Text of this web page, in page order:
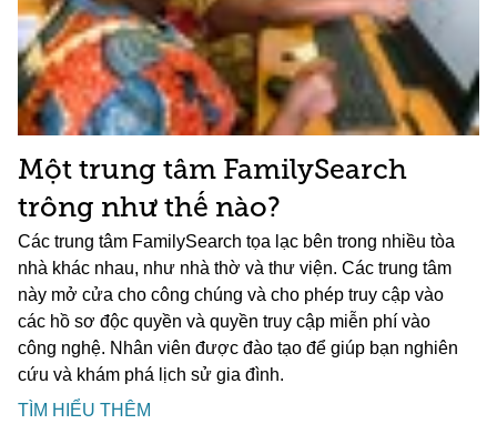
Một trung tâm FamilySearch
trông như thế nào?
Các trung tâm FamilySearch tọa lạc bên trong nhiều tòa
nhà khác nhau, như nhà thờ và thư viện. Các trung tâm
này mở cửa cho công chúng và cho phép truy cập vào
các hồ sơ độc quyền và quyền truy cập miễn phí vào
công nghệ. Nhân viên được đào tạo để giúp bạn nghiên
cứu và khám phá lịch sử gia đình.
TÌM HIỂU THÊM